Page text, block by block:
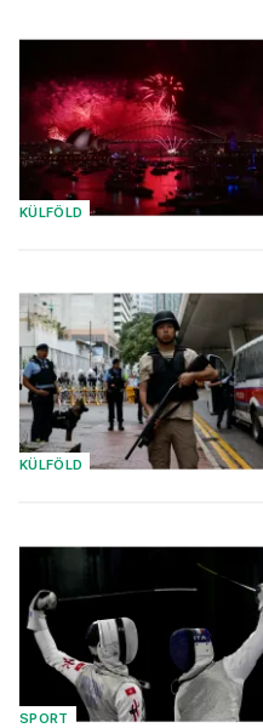
KÜLFÖLD
KÜLFÖLD
SPORT